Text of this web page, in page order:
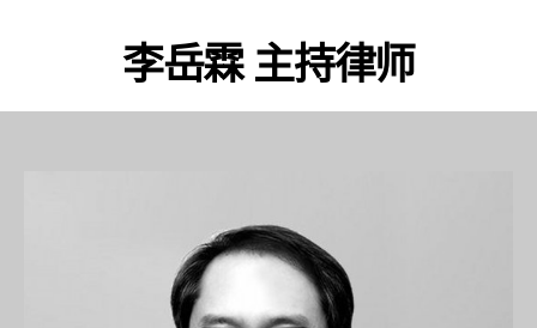
李岳霖 主持律师